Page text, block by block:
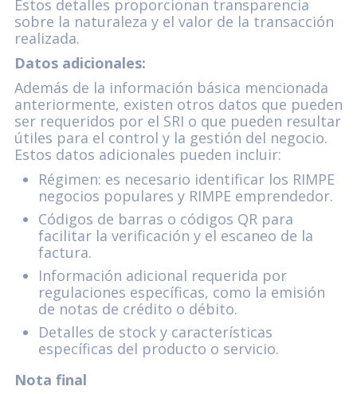
Estos detalles proporcionan transparencia
sobre la naturaleza y el valor de la transacción
realizada.
Datos adicionales:
Además de la información básica mencionada
anteriormente, existen otros datos que pueden
ser requeridos por el SRI o que pueden resultar
útiles para el control y la gestión del negocio.
Estos datos adicionales pueden incluir:
Régimen: es necesario identificar los RIMPE
negocios populares y RIMPE emprendedor.
Códigos de barras o códigos QR para
facilitar la verificación y el escaneo de la
factura.
Información adicional requerida por
regulaciones específicas, como la emisión
de notas de crédito o débito.
Detalles de stock y características
específicas del producto o servicio.
Nota final